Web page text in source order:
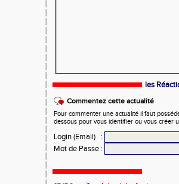
les
Commentez cette actualité
Pour commenter une actualité il faut
dessous pour vous identifier ou vous créer
Login (Email)
:
Mot de Passe :